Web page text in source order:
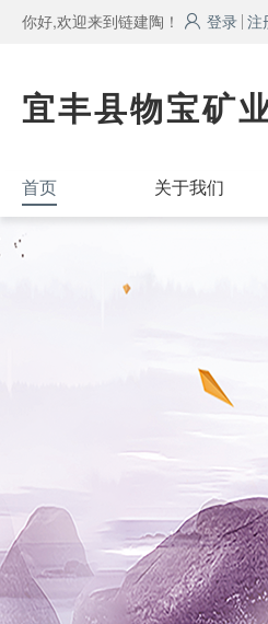
你好,欢迎来到链建陶！ 登录 注
宜丰县物宝矿
首页 关于我们